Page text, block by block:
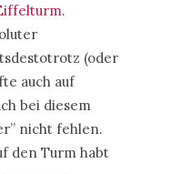
.
(oder
auch auf
bei diesem
nicht fehlen.
den Turm habt